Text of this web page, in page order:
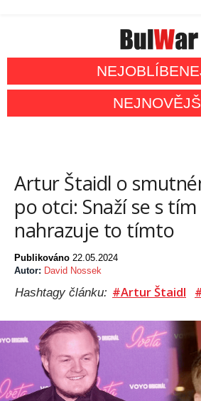
Artur Štaidl o
po otci: Snaží se s
nahrazuje to tímto
Publikováno 22.05.2024
Autor: David Nossek
Hashtagy článku: #Artur Štaidl